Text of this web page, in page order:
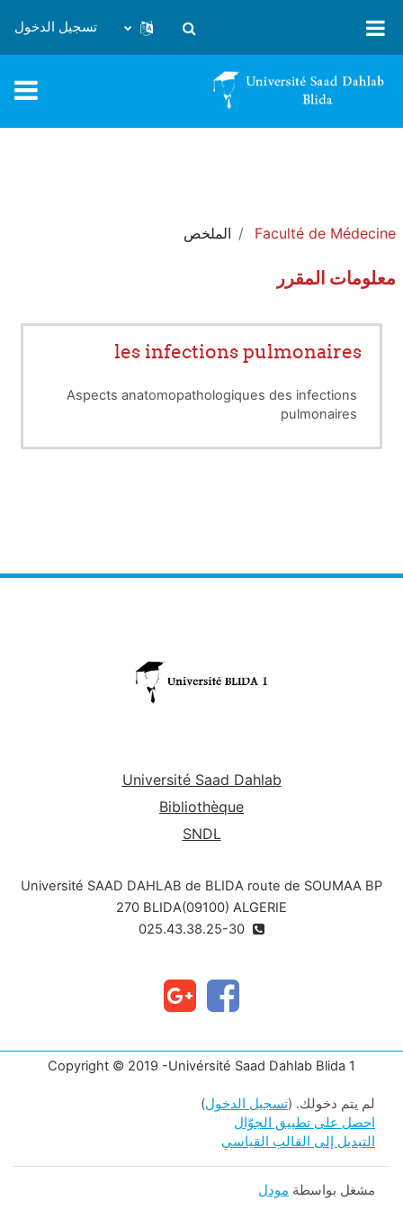
تبديل إدخال البحث
تسجيل الدخول
Faculté de Médecine الملخص
معلومات المقرر
les infections pulmonaires
Aspects anatomopathologiques des infections
pulmonaires
Université Saad Dahlab
Bibliothèque
SNDL
Université SAAD DAHLAB de BLIDA route de SOUMAA BP
270 BLIDA(09100) ALGERIE
Copyright © 2019 -Univérsité Saad Dahlab Blida 1
لم يتم دخولك. (تسجيل الدخول)
احصل على تطبيق الجوّال
التبديل إلى القالب القياسي
مشغل بواسطة مودل